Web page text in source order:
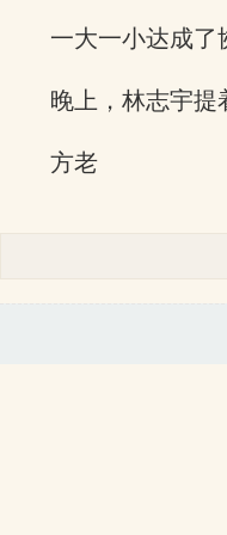
一大一小达成了
晚上，林志宇提
方老